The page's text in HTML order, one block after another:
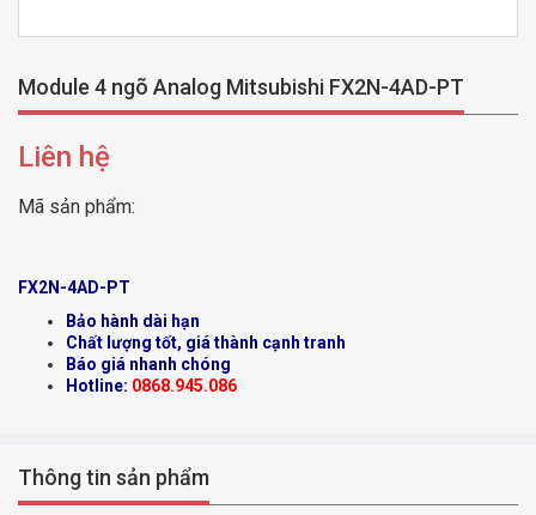
Module 4 ngõ Analog Mitsubishi FX2N-4AD-PT
Liên hệ
Mã sản phẩm:
FX2N-4AD-PT
Bảo hành dài hạn
Chất lượng tốt, giá thành cạnh tranh
Báo giá nhanh chóng
Hotline: 0868.945.086
Thông tin sản phẩm